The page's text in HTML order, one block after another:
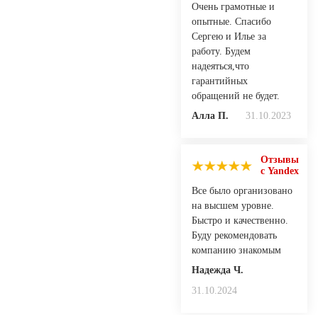
Очень грамотные и
опытные. Спасибо
Сергею и Илье за
работу. Будем
надеяться,что
гарантийных
обращений не будет.
Алла П.
31.10.2023
Отзывы
с Yandex
Все было организовано
на высшем уровне.
Быстро и качественно.
Буду рекомендовать
компанию знакомым
Надежда Ч.
31.10.2024